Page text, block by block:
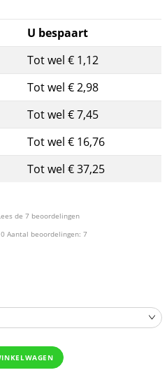
U bespaart
Tot wel € 1,12
Tot wel € 2,98
Tot wel € 7,45
Tot wel € 16,76
Tot wel € 37,25
de 7 beoordelingen
Aantal beoordelingen:7